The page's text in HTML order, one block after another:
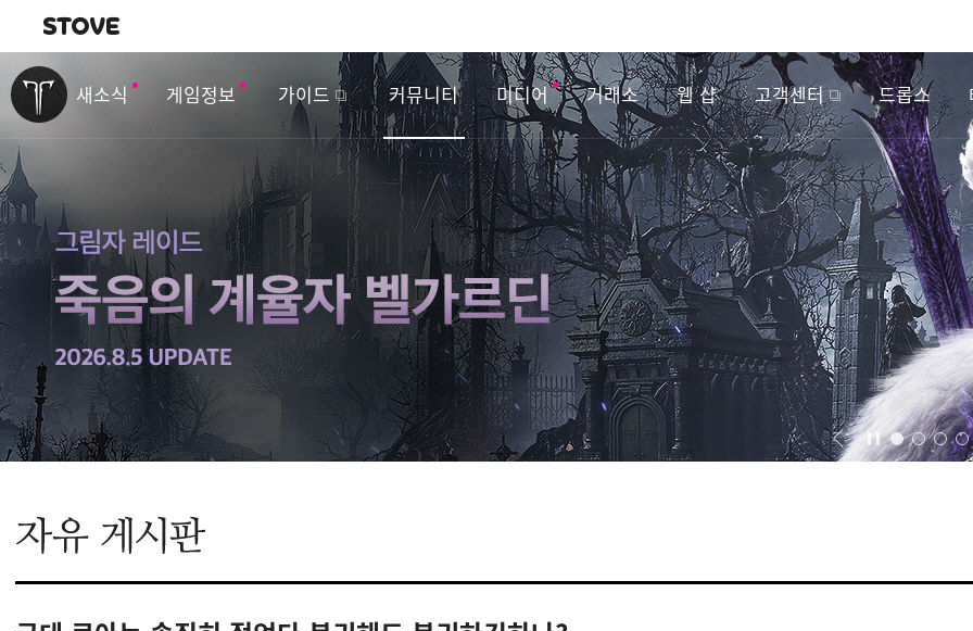
내비게이션
새소식 게임정보 가이드 커뮤니티 미디어 거래소 웹 샵 고객센터 드롭스
벤
트
&
업
데
이
트